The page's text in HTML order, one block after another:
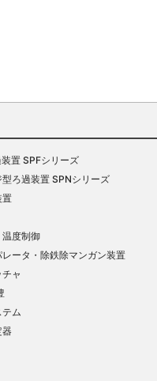
置 SPFシリーズ
ろ過装置 SPNシリーズ
置
度制御
ータ・除鉄除マンガン装置
ャ
ム
器